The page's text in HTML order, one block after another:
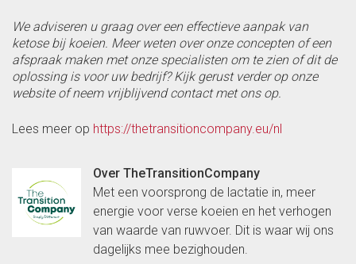
We adviseren u graag over een effectieve aanpak van
ketose bij koeien. Meer weten over onze concepten of een
afspraak maken met onze specialisten om te zien of dit de
oplossing is voor uw bedrijf? Kijk gerust verder op onze
website of neem vrijblijvend contact met ons op.
Lees meer op https://thetransitioncompany.eu/nl
Over TheTransitionCompany
Met een voorsprong de lactatie in, meer
energie voor verse koeien en het verhogen
van waarde van ruwvoer. Dit is waar wij ons
dagelijks mee bezighouden.